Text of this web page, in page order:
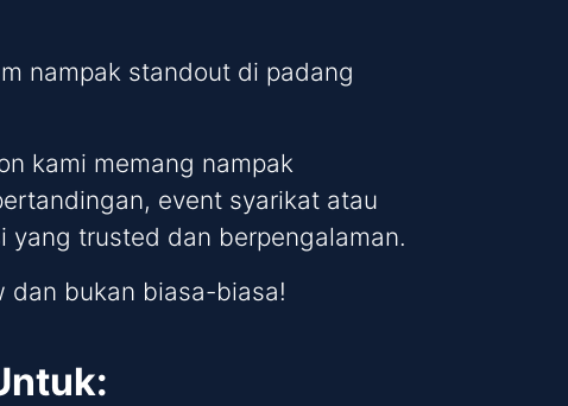
nampak standout di padang
kami memang nampak
event syarikat atau
trusted dan berpengalaman.
dan bukan biasa-biasa!